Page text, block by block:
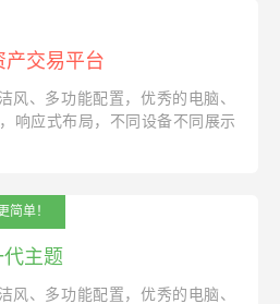
产交易平台
风、多功能配置，优秀的电脑、
响应式布局，不同设备不同展示
简单！
主题
风、多功能配置，优秀的电脑、